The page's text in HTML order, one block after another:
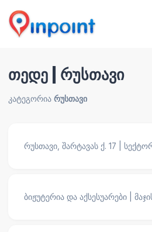
თედე | რუსთავი
კატეგორია რუსთავი
რუსთავი, შარტავას ქ. 17 |
ბიჟუტერია და აქსესუარები |